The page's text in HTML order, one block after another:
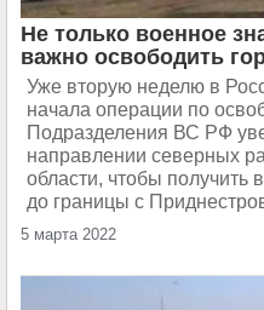
Не только военное
важно освободить
Уже вторую неделю в
начала операции по
Подразделения ВС РФ
направлении северных
области, чтобы
до границы с
5 марта 2022